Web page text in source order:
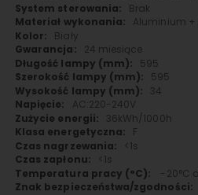
Brak
Aluminium +
Biały
24 miesiące
595
595
34
AC:220-240V
36kWh/1000h
F
<1s
<1s
-20°C